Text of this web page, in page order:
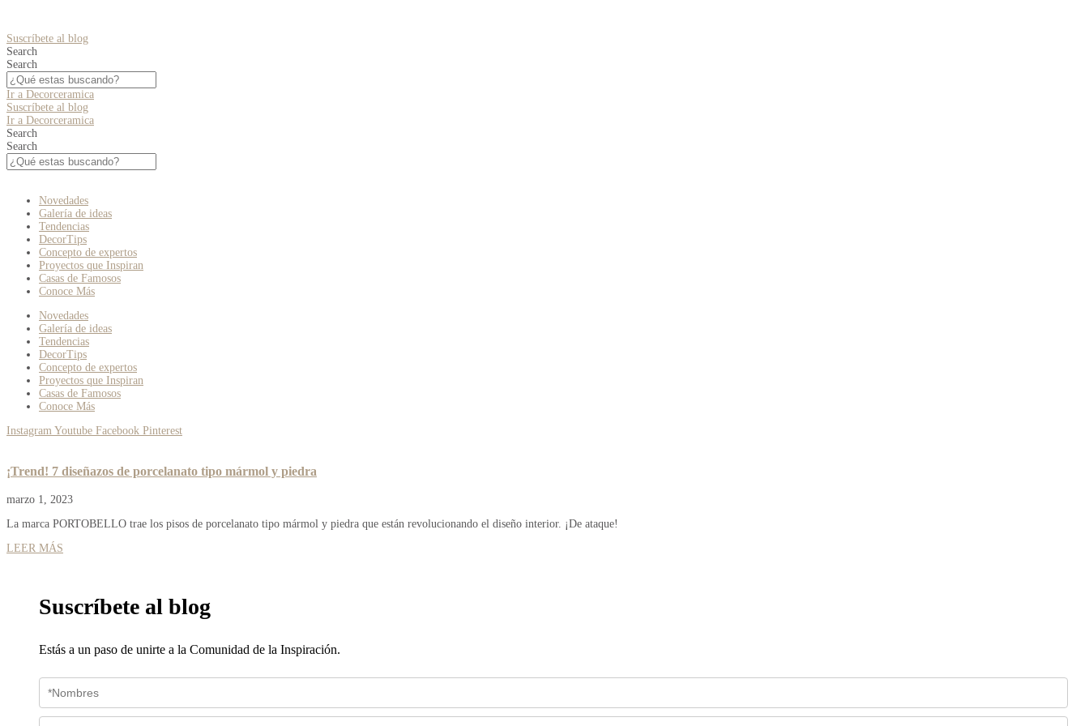
Suscríbete al blog
Search
Search
Ir a Decorceramica
Suscríbete al blog
Ir a Decorceramica
Search
Search
Novedades
Galería de ideas
Tendencias
DecorTips
Concepto de expertos
Proyectos que Inspiran
Casas de Famosos
Conoce Más
Novedades
Galería de ideas
Tendencias
DecorTips
Concepto de expertos
Proyectos que Inspiran
Casas de Famosos
Conoce Más
Instagram Youtube Facebook Pinterest
¡Trend! 7 diseñazos de porcelanato tipo mármol y piedra
marzo 1, 2023
La marca PORTOBELLO trae los pisos de porcelanato tipo mármol y piedra que están revolucionando el diseño interior. ¡De ataque!
LEER MÁS
Suscríbete al blog
Estás a un paso de unirte a la Comunidad de la Inspiración.